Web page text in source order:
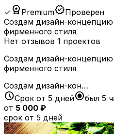
✓ workspace_premium PremiumverifiedПроверен
Создам дизайн-концепцию
фирменного стиля
Нет отзывов 1 проектов
Создам дизайн-концепцию
фирменного стиля
Создам дизайн-кон…
scheduleСрок от 5 днейradio_button_checkedбыл 5
от 5 000 ₽
срок от 5 дней